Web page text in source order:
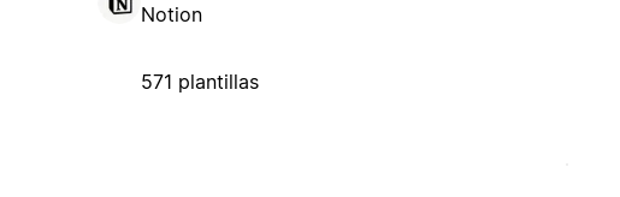
Notion
571 plantillas